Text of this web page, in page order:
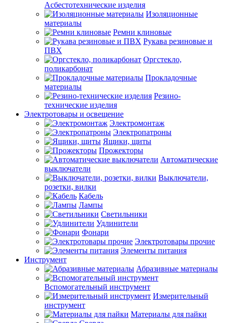
Асбестотехнические изделия
Изоляционные
материалы
Ремни клиновые
Рукава резиновые и
ПВХ
Оргстекло,
поликарбонат
Прокладочные
материалы
Резино-
технические изделия
Электротовары и освещение
Электромонтаж
Электропатроны
Ящики, щиты
Прожекторы
Автоматические
выключатели
Выключатели,
розетки, вилки
Кабель
Лампы
Светильники
Удлинители
Фонари
Электротовары прочие
Элементы питания
Инструмент
Абразивные материалы
Вспомогательный инструмент
Измерительный
инструмент
Материалы для пайки